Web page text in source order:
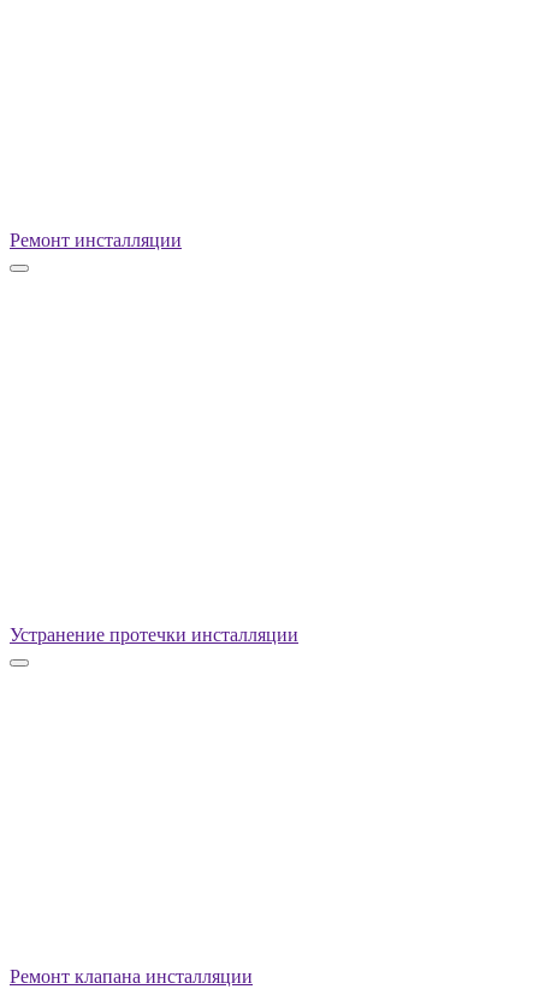
Ремонт инсталляции
Устранение протечки инсталляции
Ремонт клапана инсталляции